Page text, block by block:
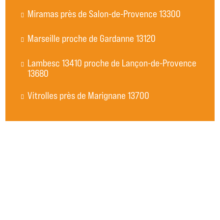
Miramas près de Salon-de-Provence 13300
Marseille proche de Gardanne 13120
Lambesc 13410 proche de Lançon-de-Provence
13680
Vitrolles près de Marignane 13700